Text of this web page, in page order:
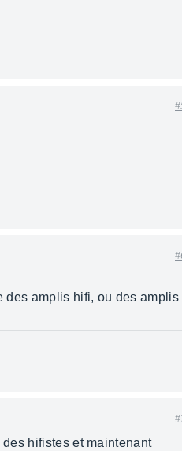
des amplis hifi, ou des amplis
hifistes et maintenant